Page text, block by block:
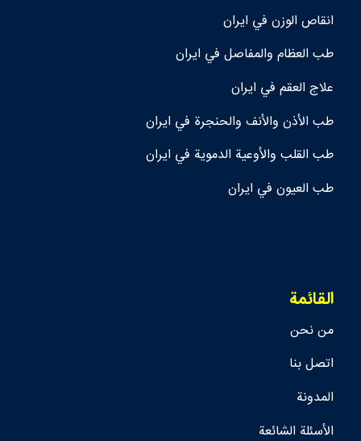
انقاص الوزن في ايران
طب العظام والمفاصل في ايران
علاج العقم في ايران
طب الأذن والأنف والحنجرة في ايران
طب القلب والأوعية الدموية في ايران
طب العيون في ايران
القائمة
من نحن
اتصل بنا
المدونة
الأسئلة الشائعة